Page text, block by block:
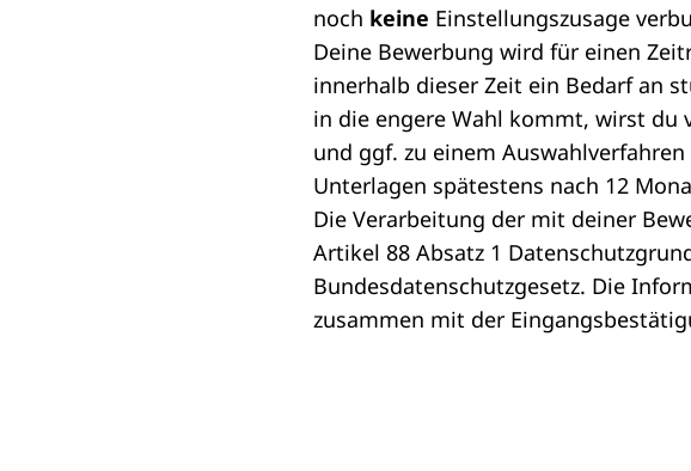
noch keine Einstellungszusage
Deine Bewerbung wird für einen
innerhalb dieser Zeit ein Bedarf an
in die engere Wahl kommt, wirst du
und ggf. zu einem
Unterlagen spätestens nach 12
Die Verarbeitung der mit deiner
Artikel 88 Absatz 1
Bundesdatenschutzgesetz. Die
zusammen mit der